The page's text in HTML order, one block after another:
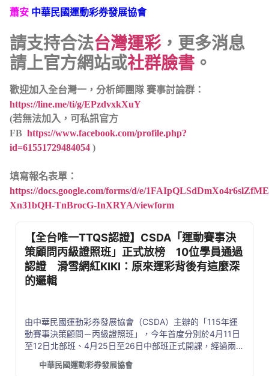
蕭安 中華民國運動彩券發展協會
請支持合法台灣運彩，更多消息
請上官方網站或社群臉書 。
歡迎加入全台灣一，分析師團隊 賽事討論群：
https://line.me/ti/g/EPzdvxkXuY
(若無法加入，可私訊官方
FB https://www.facebook.com/profile.php?
id=61551729484054 )
填寫報名表單：
https://docs.google.com/forms/d/e/
Xn31bQH-TnBrocG-InXRYA/viewform
【全台唯一TTQS認證】CSDA「運動賽事決
策顧問丙級證照班」正式放榜 10位學員通過
認證 滑雪網紅KIKI：原來運彩背後有這麼深
的邏輯
由中華民國運動彩券發展協會（CSDA）主辦的「115年運
動賽事決策顧問－丙級證照班」，今年首度分別於4月11日
至12日北部班、4月25日至26日中部班正式開課，經過兩梯
(11)日正式放榜。本次共有29位學員完成報名與測驗，其中
中華民國運動彩券發展協會